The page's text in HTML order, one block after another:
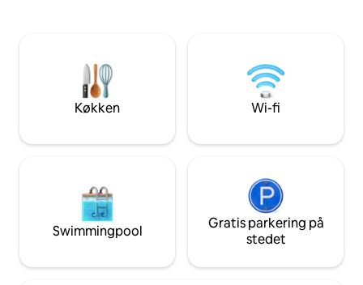
bærbare computere. Der er fire Belmar-
strandpas inkluderet samt stole.
med en fælles
indtjekning og
tilgængelighed til
Køkken Wi-fi
Swimmingpool
Gratis parkering på
stedet